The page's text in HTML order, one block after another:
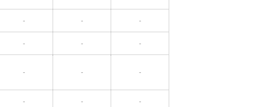
- - -
- - -
- - -
- - -